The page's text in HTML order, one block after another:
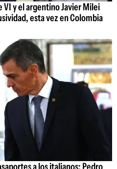
VI y el argentino Javier Milei
esta vez en Colombia